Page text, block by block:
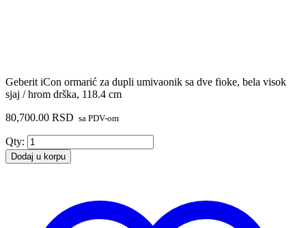
Geberit iCon ormarić za dupli umivaonik sa dve fioke, bela visok
sjaj / hrom drška, 118.4 cm
80,700.00 RSD sa PDV-om
Qty: Geberit
iCon
ormarić
Dodaj u korpu